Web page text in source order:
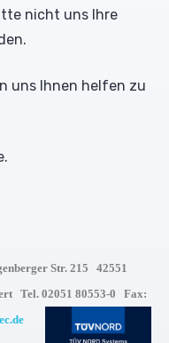
nicht uns Ihre
uns Ihnen helfen zu
Str. 215 42551
Tel. 02051 80553-0 Fax: